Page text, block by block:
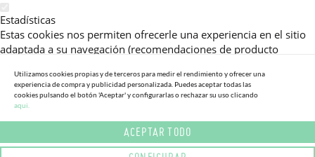
Estadísticas
Estas cookies nos permiten ofrecerle una experiencia en el sitio
adaptada a su navegación (recomendaciones de producto
consultadas, etc).Al activar esta cookie, nos ayuda a mejorar aún
más su experiencia.
Publicitarias
Estas cookies permiten a nuestros socios publicitarios enviarle
mensajes específicos y personalizados.
Utilizamos cookies propias y de terceros para medir el rendimiento y ofrecer una
experiencia de compra y publicidad personalizada. Puedes aceptar todas las
cookies pulsando el botón 'Aceptar' y configurarlas o rechazar su uso clicando
aqui.
ACEPTAR TODO